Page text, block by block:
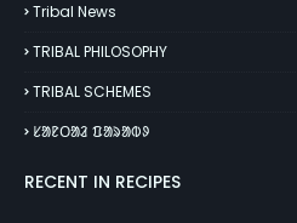
Tribal News
TRIBAL PHILOSOPHY
TRIBAL SCHEMES
ᱥᱟᱱᱛᱟᱲ ᱯᱟᱨᱟᱵᱽ
RECENT IN RECIPES